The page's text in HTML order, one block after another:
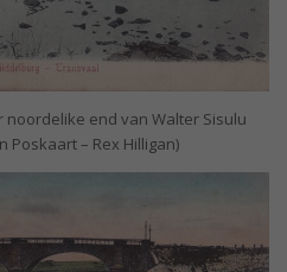
noordelike end van Walter Sisulu
Poskaart – Rex Hilligan)